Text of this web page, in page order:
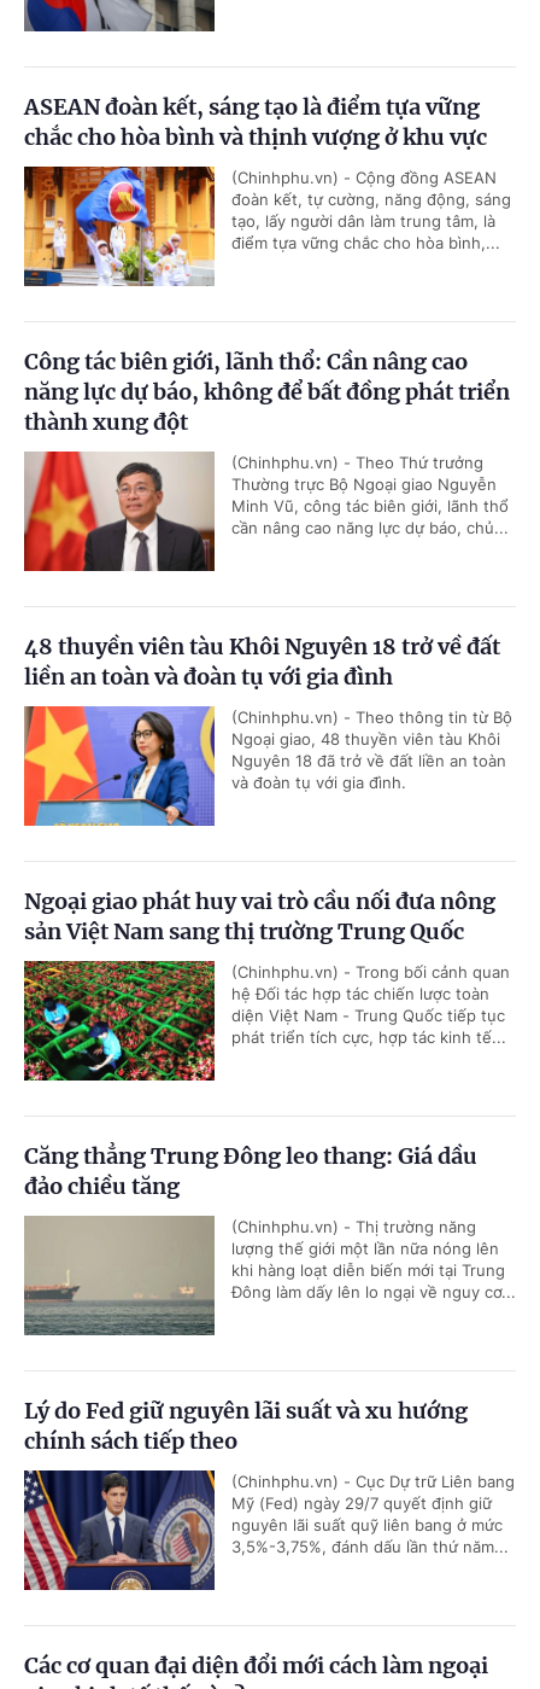
ASEAN đoàn kết, sáng tạo là điểm tựa vững
chắc cho hòa bình và thịnh vượng ở khu vực
(Chinhphu.vn) - Cộng đồng ASEAN
đoàn kết, tự cường, năng động, sáng
tạo, lấy người dân làm trung tâm, là
điểm tựa vững chắc cho hòa bình,...
Công tác biên giới, lãnh thổ: Cần nâng cao
năng lực dự báo, không để bất đồng phát triển
thành xung đột
(Chinhphu.vn) - Theo Thứ trưởng
Thường trực Bộ Ngoại giao Nguyễn
Minh Vũ, công tác biên giới, lãnh thổ
cần nâng cao năng lực dự báo, chủ...
48 thuyền viên tàu Khôi Nguyên 18 trở về đất
liền an toàn và đoàn tụ với gia đình
(Chinhphu.vn) - Theo thông tin từ Bộ
Ngoại giao, 48 thuyền viên tàu Khôi
Nguyên 18 đã trở về đất liền an toàn
và đoàn tụ với gia đình.
Ngoại giao phát huy vai trò cầu nối đưa nông
sản Việt Nam sang thị trường Trung Quốc
(Chinhphu.vn) - Trong bối cảnh quan
hệ Đối tác hợp tác chiến lược toàn
diện Việt Nam - Trung Quốc tiếp tục
phát triển tích cực, hợp tác kinh tế...
Căng thẳng Trung Đông leo thang: Giá dầu
đảo chiều tăng
(Chinhphu.vn) - Thị trường năng
lượng thế giới một lần nữa nóng lên
khi hàng loạt diễn biến mới tại Trung
Đông làm dấy lên lo ngại về nguy cơ...
Lý do Fed giữ nguyên lãi suất và xu hướng
chính sách tiếp theo
(Chinhphu.vn) - Cục Dự trữ Liên bang
Mỹ (Fed) ngày 29/7 quyết định giữ
nguyên lãi suất quỹ liên bang ở mức
3,5%-3,75%, đánh dấu lần thứ năm...
Các cơ quan đại diện đổi mới cách làm ngoại